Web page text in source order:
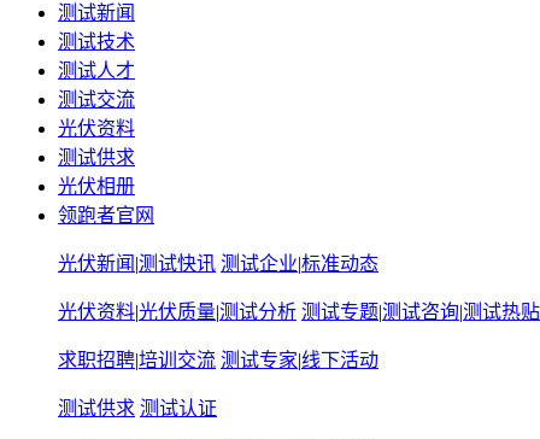
测试新闻
测试技术
测试人才
测试交流
光伏资料
测试供求
光伏相册
领跑者官网
光伏新闻 |测试快讯 测试企业|标准动态
光伏资料|光伏质量|测试分析 测试专题|测试咨询|测试热贴
求职招聘|培训交流 测试专家|线下活动
测试供求 测试认证